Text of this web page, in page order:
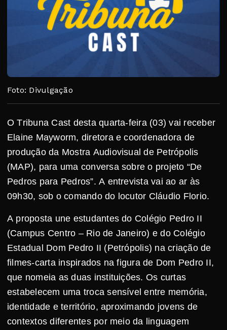
Foto: Divulgação
O Tribuna Cast desta quarta-feira (03) vai receber
Elaine Mayworm, diretora e coordenadora de
produção da Mostra Audiovisual de Petrópolis
(MAP), para uma conversa sobre o projeto “De
Pedros para Pedros”. A entrevista vai ao ar às
09h30, sob o comando do locutor Cláudio Florio.
A proposta une estudantes do Colégio Pedro II
(Campus Centro – Rio de Janeiro) e do Colégio
Estadual Dom Pedro II (Petrópolis) na criação de
filmes-carta inspirados na figura de Dom Pedro II,
que nomeia as duas instituições. Os curtas
estabelecem uma troca sensível entre memória,
identidade e território, aproximando jovens de
contextos diferentes por meio da linguagem